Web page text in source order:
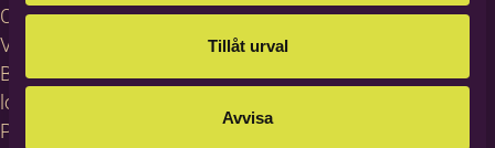
Tillåt urval
Avvisa
Cookies
Visselblåsning
Bildas
logotyp
Pressrum